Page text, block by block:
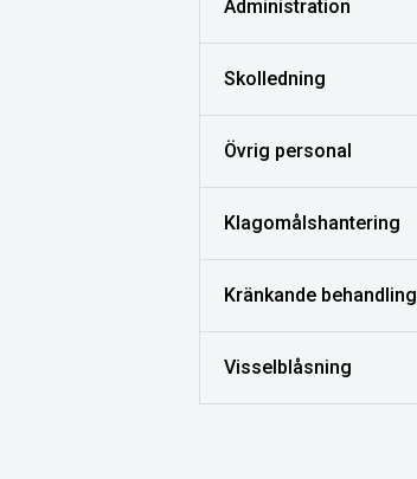
Administration
Skolledning
Övrig personal
Klagomålshantering
Kränkande behandling
Visselblåsning